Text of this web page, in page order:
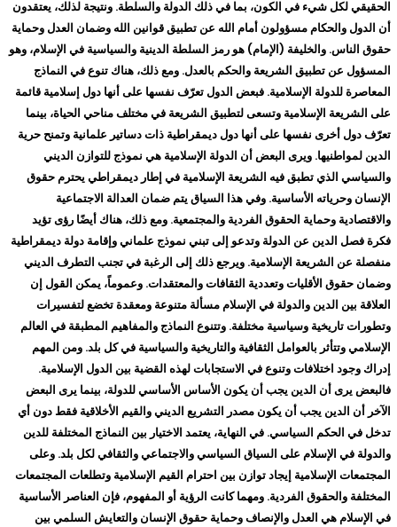
الحقيقي لكل شيء في الكون، بما في ذلك الدولة والسلطة. ونتيجة لذلك، يعتقدون
أن الدول والحكام مسؤولون أمام الله عن تطبيق قوانين الله وضمان العدل وحماية
حقوق الناس. والخليفة (الإمام) هو رمز السلطة الدينية والسياسية في الإسلام، وهو
المسؤول عن تطبيق الشريعة والحكم بالعدل. ومع ذلك، هناك تنوع في النماذج
المعاصرة للدولة الإسلامية. فبعض الدول تعرّف نفسها على أنها دول إسلامية قائمة
على الشريعة الإسلامية وتسعى لتطبيق الشريعة في مختلف مناحي الحياة، بينما
تعرّف دول أخرى نفسها على أنها دول ديمقراطية ذات دساتير علمانية وتمنح حرية
الدين لمواطنيها. ويرى البعض أن الدولة الإسلامية هي نموذج للتوازن الديني
والسياسي الذي تطبق فيه الشريعة الإسلامية في إطار ديمقراطي يحترم حقوق
الإنسان وحرياته الأساسية. وفي هذا السياق يتم ضمان العدالة الاجتماعية
والاقتصادية وحماية الحقوق الفردية والمجتمعية. ومع ذلك، هناك أيضًا رؤى تؤيد
فكرة فصل الدين عن الدولة وتدعو إلى تبني نموذج علماني وإقامة دولة ديمقراطية
منفصلة عن الشريعة الإسلامية. ويرجع ذلك إلى الرغبة في تجنب التطرف الديني
وضمان حقوق الأقليات وتعددية الثقافات والمعتقدات. وعموماً، يمكن القول إن
العلاقة بين الدين والدولة في الإسلام مسألة متنوعة ومعقدة تخضع لتفسيرات
وتطورات تاريخية وسياسية مختلفة. وتتنوع النماذج والمفاهيم المطبقة في العالم
الإسلامي وتتأثر بالعوامل الثقافية والتاريخية والسياسية في كل بلد. ومن المهم
إدراك وجود اختلافات وتنوع في الاستجابات لهذه القضية بين الدول الإسلامية.
فالبعض يرى أن الدين يجب أن يكون الأساس الأساسي للدولة، بينما يرى البعض
الآخر أن الدين يجب أن يكون مصدر التشريع الديني والقيم الأخلاقية فقط دون أي
تدخل في الحكم السياسي. في النهاية، يعتمد الاختيار بين النماذج المختلفة للدين
والدولة في الإسلام على السياق السياسي والاجتماعي والثقافي لكل بلد. وعلى
المجتمعات الإسلامية إيجاد توازن بين احترام القيم الإسلامية وتطلعات المجتمعات
المختلفة والحقوق الفردية. ومهما كانت الرؤية أو المفهوم، فإن العناصر الأساسية
في الإسلام هي العدل والإنصاف وحماية حقوق الإنسان والتعايش السلمي بين